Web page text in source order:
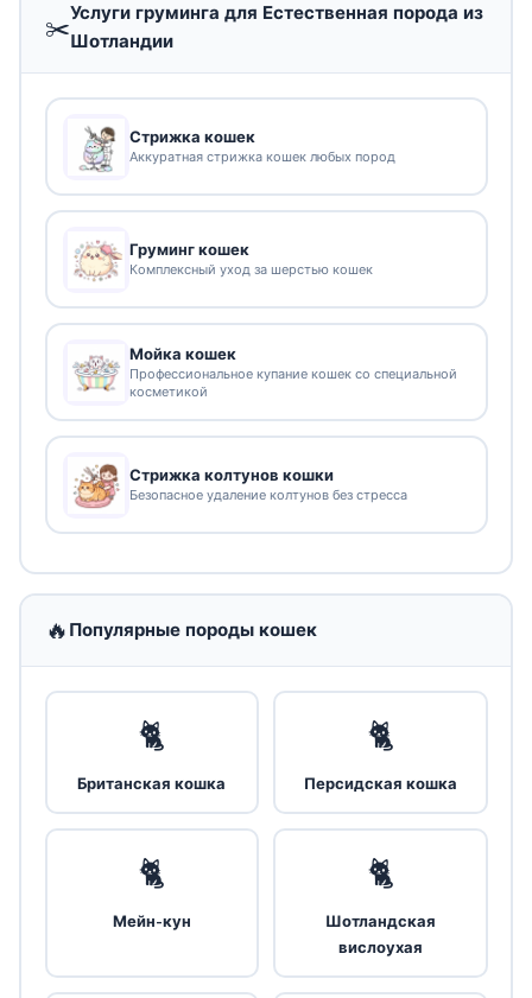
✂️
Услуги груминга для Естественная порода из
Шотландии
Стрижка кошек
Аккуратная стрижка кошек любых пород
Груминг кошек
Комплексный уход за шерстью кошек
Мойка кошек
Профессиональное купание кошек со специальной
косметикой
Стрижка колтунов кошки
Безопасное удаление колтунов без стресса
🔥 Популярные породы кошек
🐈
Британская кошка
🐈
Персидская кошка
🐈
Мейн-кун
🐈
Шотландская
вислоухая